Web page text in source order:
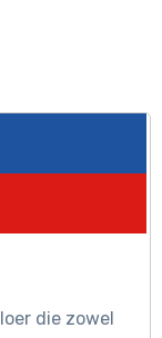
die zowel